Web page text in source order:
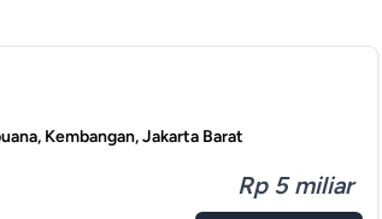
Kembangan, Jakarta Barat
Rp 5 miliar